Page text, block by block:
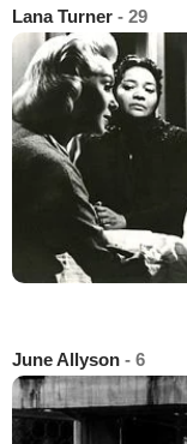
Lana Turner - 29
June Allyson - 6